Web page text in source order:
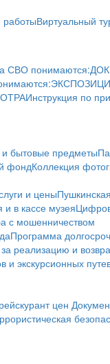
Виртуальный
СВО понимаются:
Инструкция по
бытовые предметы
фондКоллекция
и цены
в кассе музея
с мошенничеством
Программа
реализацию и
экскурсионных
цен